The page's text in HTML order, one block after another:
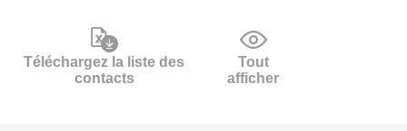
Téléchargez la liste des
contacts
Tout
afficher